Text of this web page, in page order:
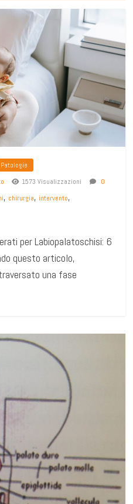
Patologie
1573 Visualizzazioni
0
, chirurgia, intervento,
per Labiopalatoschisi: 6
questo articolo,
una fase